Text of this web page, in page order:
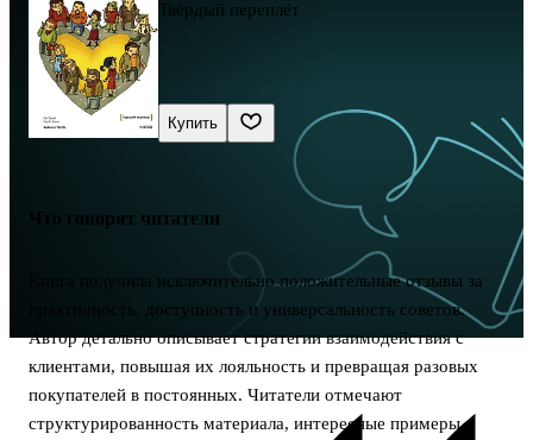
Твёрдый переплёт
Купить
Что говорят читатели
Книга получила исключительно положительные отзывы за
практичность, доступность и универсальность советов.
Автор детально описывает стратегии взаимодействия с
клиентами, повышая их лояльность и превращая разовых
покупателей в постоянных. Читатели отмечают
структурированность материала, интересные примеры,